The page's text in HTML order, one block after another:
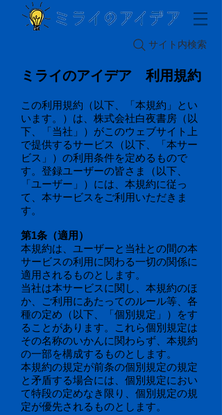
サイト内検索
ミライのアイデア 利用規約
この利用規約（以下、「本規約」とい
います。）は、株式会社白夜書房（以
下、「当社」）がこのウェブサイト上
で提供するサービス（以下、「本サー
ビス」）の利用条件を定めるもので
す。登録ユーザーの皆さま（以下、
「ユーザー」）には、本規約に従っ
て、本サービスをご利用いただきま
す。
第1条（適用）
本規約は、ユーザーと当社との間の本
サービスの利用に関わる一切の関係に
適用されるものとします。
当社は本サービスに関し、本規約のほ
か、ご利用にあたってのルール等、各
種の定め（以下、「個別規定」）をす
ることがあります。これら個別規定は
その名称のいかんに関わらず、本規約
の一部を構成するものとします。
本規約の規定が前条の個別規定の規定
と矛盾する場合には、個別規定におい
て特段の定めなき限り、個別規定の規
定が優先されるものとします。